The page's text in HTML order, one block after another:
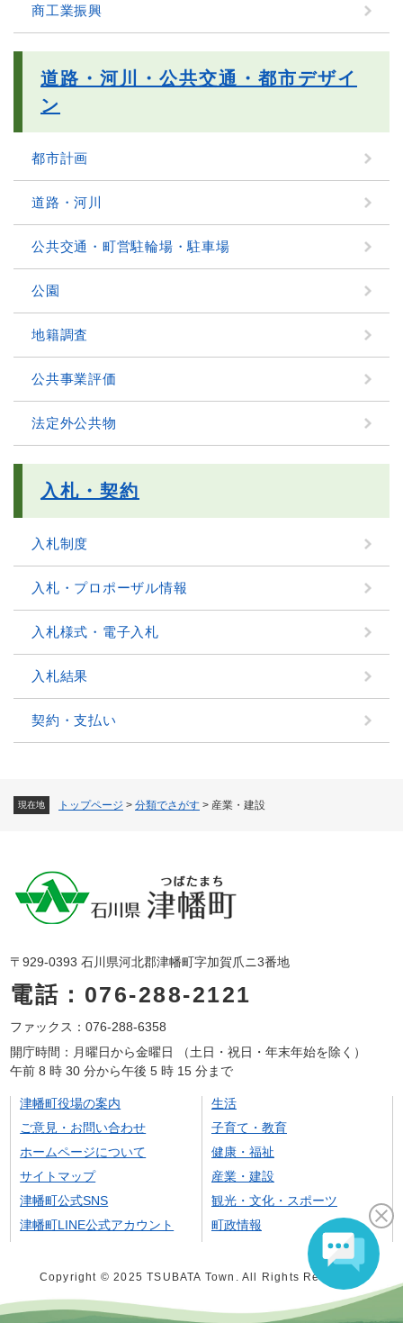
現在地 トップページ > 分類でさがす > 産業・建設
商工業振興
道路・河川・公共交通・都市デザイ
ン
都市計画
道路・河川
公共交通・町営駐輪場・駐車場
公園
地籍調査
公共事業評価
法定外公共物
入札・契約
入札制度
入札・プロポーザル情報
入札様式・電子入札
入札結果
契約・支払い
〒929-0393 石川県河北郡津幡町字加賀爪ニ3番地
電話：076-288-2121
ファックス：076-288-6358
開庁時間：月曜日から金曜日 （土日・祝日・年末年始を除く）
午前 8 時 30 分から午後 5 時 15 分まで
津幡町役場の案内
ご意見・お問い合わせ
ホームページについて
サイトマップ
津幡町公式SNS
津幡町LINE公式アカウント
生活
子育て・教育
健康・福祉
産業・建設
観光・文化・スポーツ
町政情報
Copyright © 2025 TSUBATA Town. All Rights Reserved.